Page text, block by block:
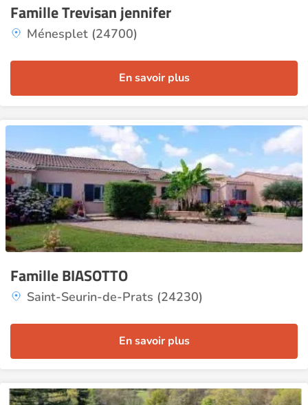
Famille Trevisan jennifer
Ménesplet (24700)
En savoir plus
Famille BIASOTTO
Saint-Seurin-de-Prats (24230)
En savoir plus